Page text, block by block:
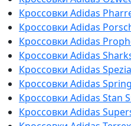
Кроссовки Adidas
Кроссовки Adidas
Кроссовки Adidas
Кроссовки Adidas
Кроссовки Adidas
Кроссовки Adidas
Кроссовки Adidas Stan
Кроссовки Adidas